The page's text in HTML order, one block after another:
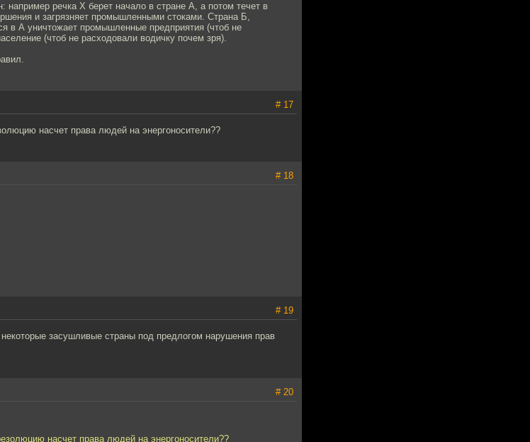
речка Х берет начало в стране А, а потом течет в
и загрязняет промышленными стоками. Страна Б,
в А уничтожает промышленные предприятия (чтоб не
(чтоб не расходовали водичку почем зря).
# 17
насчет права людей на энергоносители??
# 18
# 19
засушливые страны под предлогом нарушения прав
# 20
насчет права людей на энергоносители??